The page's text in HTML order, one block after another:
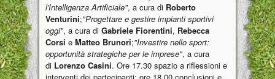
l'Intelligenza Artificiale", a cura di Roberto
Venturini;"Progettare e gestire impianti sportivi
oggi", a cura di Gabriele Fiorentini, Rebecca
Corsi e Matteo Brunori;"Investire nello sport:
opportunità strategiche per le imprese", a cura
di Lorenzo Casini. Ore 17.30 spazio a riflessioni e
interventi dei partecipanti; ore 18.00 conclusioni e